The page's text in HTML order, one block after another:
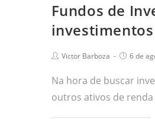
Fundos de
investimentos
Victor Barboza 6 de
Na hora de buscar
outros ativos de